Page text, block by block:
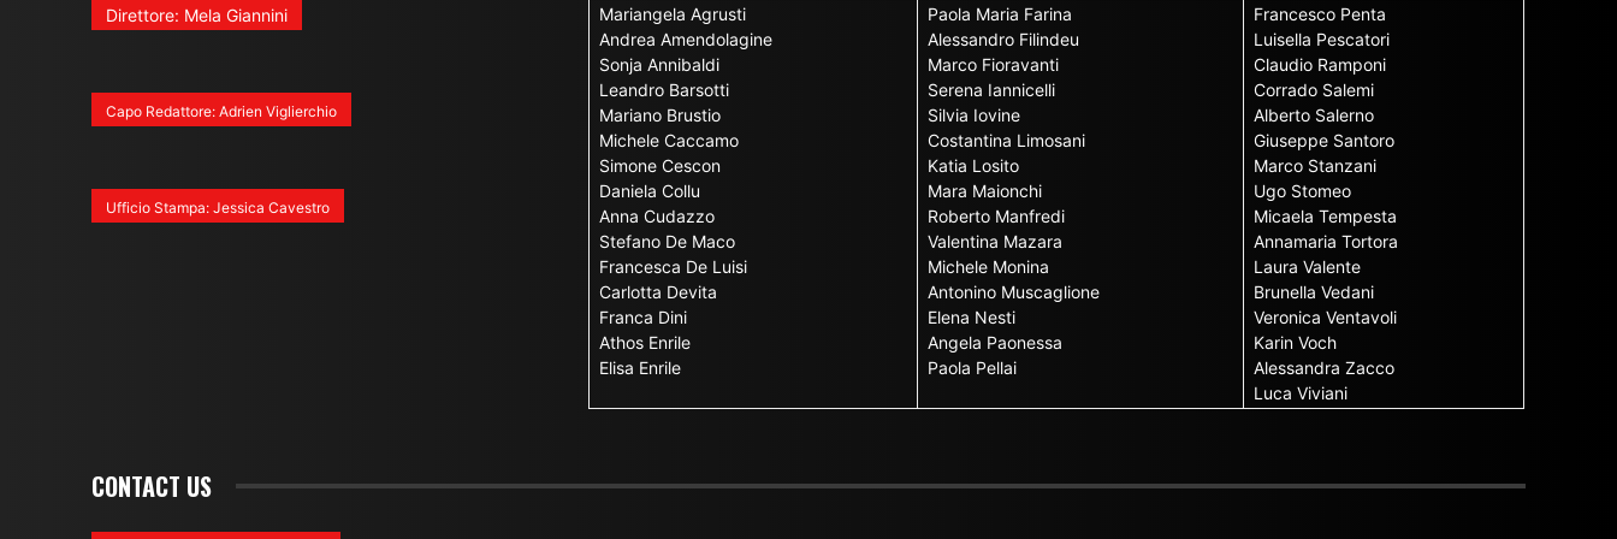
Direttore: Mela Giannini
Capo Redattore: Adrien Viglierchio
Ufficio Stampa: Jessica Cavestro
Mariangela Agrusti
Andrea Amendolagine
Sonja Annibaldi
Leandro Barsotti
Mariano Brustio
Michele Caccamo
Simone Cescon
Daniela Collu
Anna Cudazzo
Stefano De Maco
Francesca De Luisi
Carlotta Devita
Franca Dini
Athos Enrile
Elisa Enrile
Paola Maria Farina
Alessandro Filindeu
Marco Fioravanti
Serena Iannicelli
Silvia Iovine
Costantina Limosani
Katia Losito
Mara Maionchi
Roberto Manfredi
Valentina Mazara
Michele Monina
Antonino Muscaglione
Elena Nesti
Angela Paonessa
Paola Pellai
Francesco Penta
Luisella Pescatori
Claudio Ramponi
Corrado Salemi
Alberto Salerno
Giuseppe Santoro
Marco Stanzani
Ugo Stomeo
Micaela Tempesta
Annamaria Tortora
Laura Valente
Brunella Vedani
Veronica Ventavoli
Karin Voch
Alessandra Zacco
Luca Viviani
CONTACT US